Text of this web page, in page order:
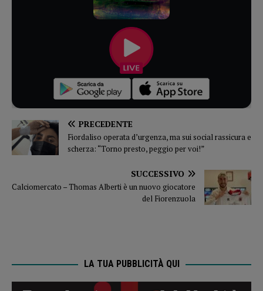
PRECEDENTE
Fiordaliso operata d’urgenza, ma sui social rassicura e
scherza: “Torno presto, peggio per voi!”
SUCCESSIVO
Calciomercato – Thomas Alberti è un nuovo giocatore
del Fiorenzuola
LA TUA PUBBLICITÀ QUI